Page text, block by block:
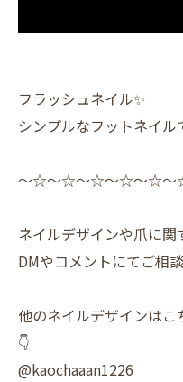
フラッシュネイル✨️
シンプルなフットネイル
〜☆〜☆〜☆〜☆〜☆
ネイルデザインや爪に
DMやコメントにてご相
他のネイルデザインはこ
👇
@kaochaaan1226